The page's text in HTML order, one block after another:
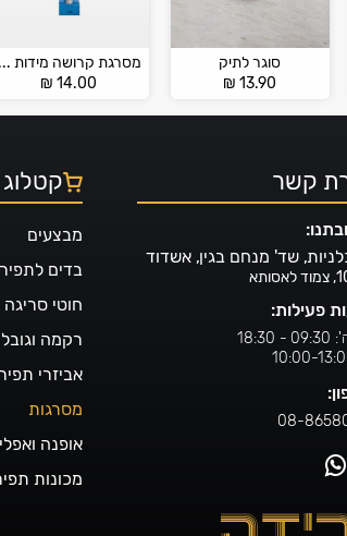
סוגר לתיק
₪ 13.90
מסרגת קרושה מידות 12 – 15 PONY
₪ 14.00
קשר
שד' מנחם בגין, אשדוד
פעילות:
08-
מבצעים
בדים
חוטי סריגה
רקמה
אביזרי
מסרגות
אופנה
מכונות